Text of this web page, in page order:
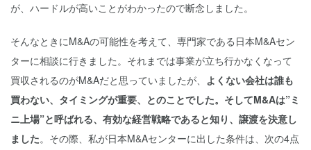
が、ハードルが高いことがわかったので断念しました。
そんなときにM&Aの可能性を考えて、専門家である日本M&Aセン
ターに相談に行きました。それまでは事業が立ち行かなくなって
買収されるのがM&Aだと思っていましたが、 よくない会社は誰も
買わない、タイミングが重要、とのことでした。そしてM&Aは”ミ
ニ上場”と呼ばれる、有効な経営戦略であると知り、譲渡を決意し
ました。その際、私が日本M&Aセンターに出した条件は、次の4点